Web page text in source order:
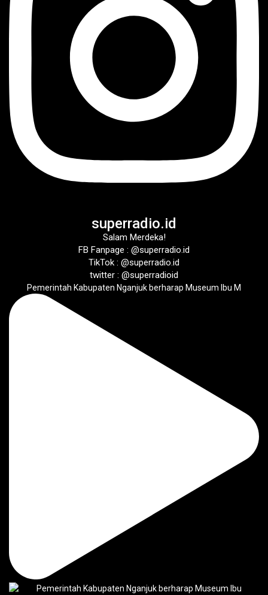
superradio.id
Salam Merdeka!
FB Fanpage : @superradio.id
TikTok : @superradio.id
twitter : @superradioid
Pemerintah Kabupaten Nganjuk berharap Museum Ibu M